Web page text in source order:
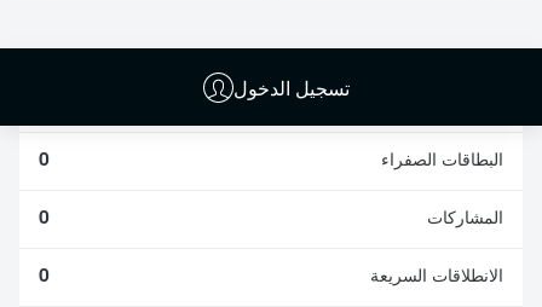
تسجيل الدخول
البطاقات الصفراء 0
المشاركات 0
الانطلاقات السريعة 0